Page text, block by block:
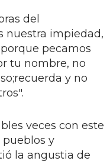
del
nuestra impiedad,
pecamos
tu nombre, no
y no
veces con este
y
la angustia de